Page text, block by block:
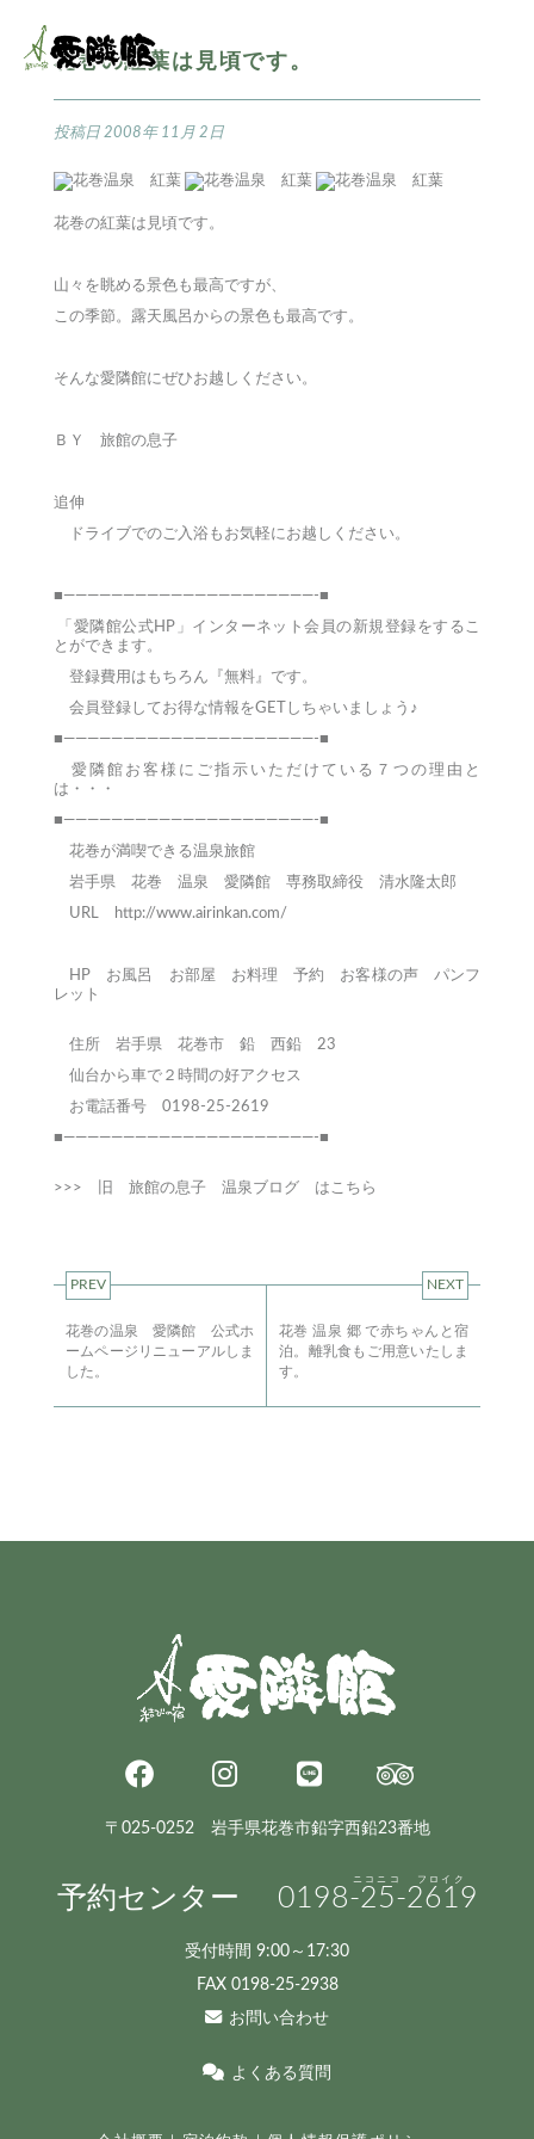
花巻の紅葉は見頃です。
投稿日 2008年 11月 2日
花巻の紅葉は見頃です。
山々を眺める景色も最高ですが、
この季節。露天風呂からの景色も最高です。
そんな愛隣館にぜひお越しください。
ＢＹ 旅館の息子
追伸
ドライブでのご入浴もお気軽にお越しください。
■—————————————————————-■
「愛隣館公式HP」インターネット会員の新規登録をするこ
とができます。
登録費用はもちろん『無料』です。
会員登録してお得な情報をGETしちゃいましょう♪
■—————————————————————-■
愛隣館お客様にご指示いただけている７つの理由と
は・・・
■—————————————————————-■
花巻が満喫できる温泉旅館
岩手県 花巻 温泉 愛隣館 専務取締役 清水隆太郎
URL
http://www.airinkan.com/
HP お風呂 お部屋 お料理 予約 お客様の声
パンフ
レット
住所 岩手県 花巻市 鉛 西鉛 23
仙台から車で２時間の好アクセス
お電話番号 0198-25-2619
■—————————————————————-■
>>> 旧 旅館の息子 温泉ブログ はこちら
PREV
花巻の温泉 愛隣館 公式ホ
ームページリニューアルしま
した。
NEXT
花巻 温泉 郷 で赤ちゃんと宿
泊。離乳食もご用意いたしま
す。
〒025-0252 岩手県花巻市鉛字西鉛23番地
予約センター 0198-25-2619
受付時間 9:00～17:30
FAX 0198-25-2938
お問い合わせ
よくある質問